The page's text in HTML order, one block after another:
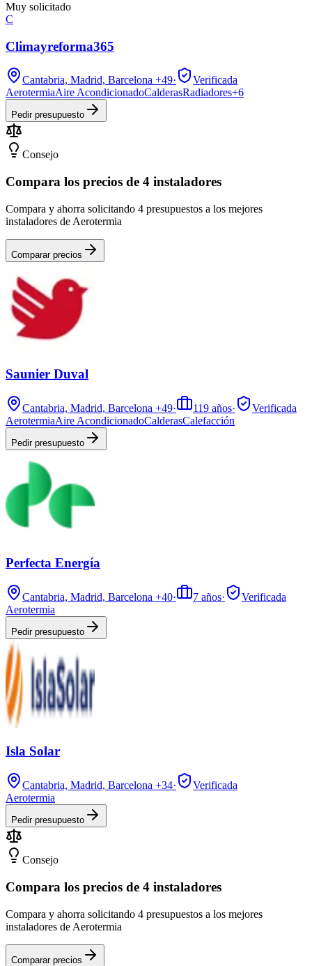
Muy solicitado
C
Climayreforma365
Cantabria, Madrid, Barcelona +49·
Verificada
AerotermiaAire AcondicionadoCalderasRadiadores+6
Pedir presupuesto
Consejo
Compara los precios de 4 instaladores
Compara y ahorra solicitando 4 presupuestos a los mejores
instaladores de Aerotermia
Comparar precios
Saunier Duval
Cantabria, Madrid, Barcelona +49· 119 años·
Verificada
AerotermiaAire AcondicionadoCalderasCalefacción
Pedir presupuesto
Perfecta Energía
Cantabria, Madrid, Barcelona +40· 7 años·
Verificada
Aerotermia
Pedir presupuesto
Isla Solar
Cantabria, Madrid, Barcelona +34·
Verificada
Aerotermia
Pedir presupuesto
Consejo
Compara los precios de 4 instaladores
Compara y ahorra solicitando 4 presupuestos a los mejores
instaladores de Aerotermia
Comparar precios